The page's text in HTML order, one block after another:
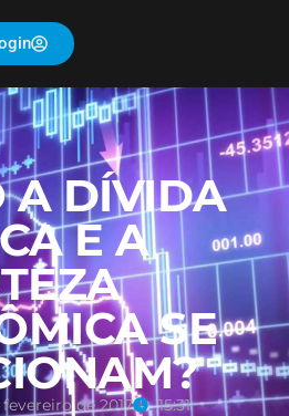
A DÍVIDA
E A
SE
fevereiro de 2017 15:31